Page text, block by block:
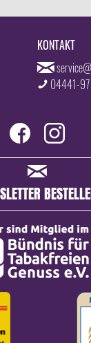
KONTAKT
04441-